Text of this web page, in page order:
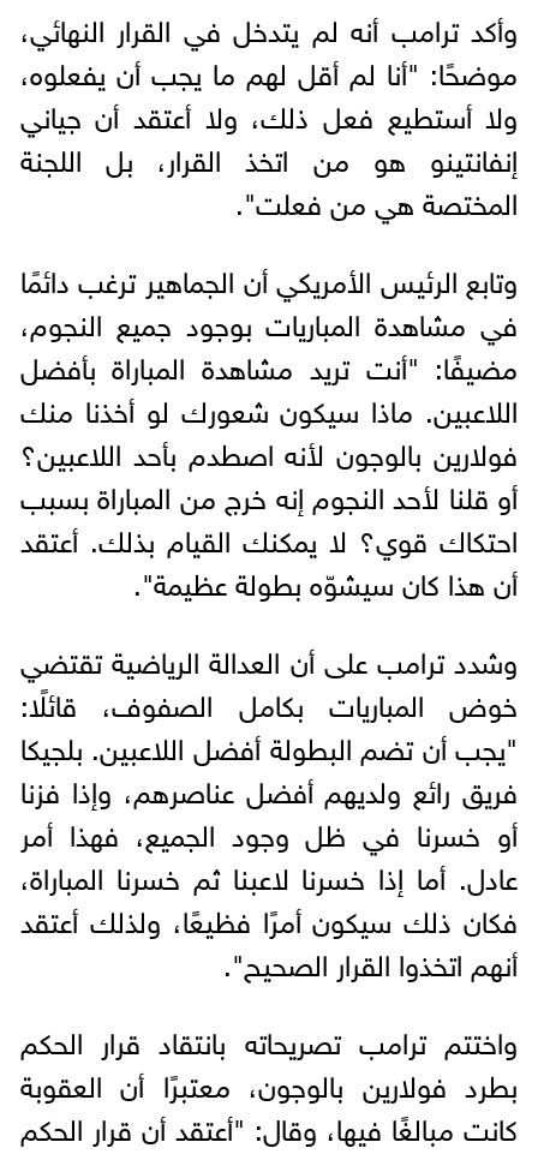
وأكد ترامب أنه لم يتدخل في القرار النهائي،
موضحًا: "أنا لم أقل لهم ما يجب أن يفعلوه،
ولا أستطيع فعل ذلك، ولا أعتقد أن جياني
إنفانتينو هو من اتخذ القرار، بل اللجنة
المختصة هي من فعلت".
وتابع الرئيس الأمريكي أن الجماهير ترغب دائمًا
في مشاهدة المباريات بوجود جميع النجوم،
مضيفًا: "أنت تريد مشاهدة المباراة بأفضل
اللاعبين. ماذا سيكون شعورك لو أخذنا منك
فولارين بالوجون لأنه اصطدم بأحد اللاعبين؟
أو قلنا لأحد النجوم إنه خرج من المباراة بسبب
احتكاك قوي؟ لا يمكنك القيام بذلك. أعتقد
أن هذا كان سيشوّه بطولة عظيمة".
وشدد ترامب على أن العدالة الرياضية تقتضي
خوض المباريات بكامل الصفوف، قائلًا:
"يجب أن تضم البطولة أفضل اللاعبين. بلجيكا
فريق رائع ولديهم أفضل عناصرهم، وإذا فزنا
أو خسرنا في ظل وجود الجميع، فهذا أمر
عادل. أما إذا خسرنا لاعبنا ثم خسرنا المباراة،
فكان ذلك سيكون أمرًا فظيعًا، ولذلك أعتقد
أنهم اتخذوا القرار الصحيح".
واختتم ترامب تصريحاته بانتقاد قرار الحكم
بطرد فولارين بالوجون، معتبرًا أن العقوبة
كانت مبالغًا فيها، وقال: "أعتقد أن قرار الحكم